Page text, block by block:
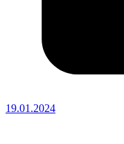
19.01.2024